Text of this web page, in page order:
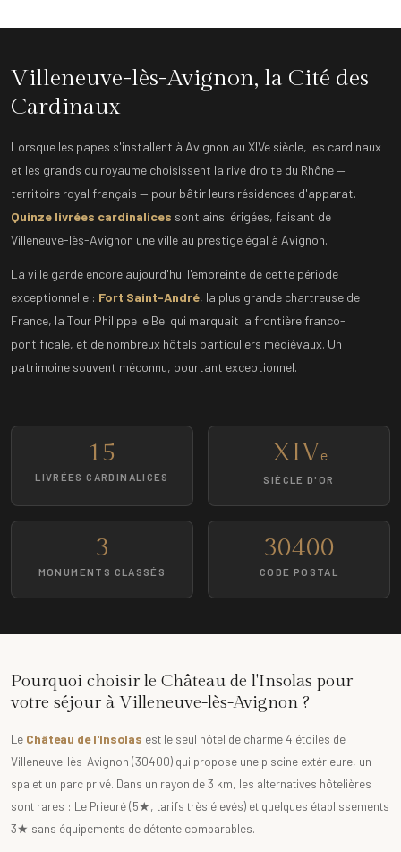
Villeneuve-lès-Avignon, la Cité des
Cardinaux
Lorsque les papes s'installent à Avignon au XIVe siècle, les cardinaux
et les grands du royaume choisissent la rive droite du Rhône —
territoire royal français — pour bâtir leurs résidences d'apparat.
Quinze livrées cardinalices sont ainsi érigées, faisant de
Villeneuve-lès-Avignon une ville au prestige égal à Avignon.
La ville garde encore aujourd'hui l'empreinte de cette période
exceptionnelle : Fort Saint-André, la plus grande chartreuse de
France, la Tour Philippe le Bel qui marquait la frontière franco-
pontificale, et de nombreux hôtels particuliers médiévaux. Un
patrimoine souvent méconnu, pourtant exceptionnel.
15
LIVRÉES CARDINALICES
XIVe
SIÈCLE D'OR
3
MONUMENTS CLASSÉS
30400
CODE POSTAL
Pourquoi choisir le Château de l'Insolas pour
votre séjour à Villeneuve-lès-Avignon ?
Le Château de l'Insolas est le seul hôtel de charme 4 étoiles de
Villeneuve-lès-Avignon (30400) qui propose une piscine extérieure, un
spa et un parc privé. Dans un rayon de 3 km, les alternatives hôtelières
sont rares : Le Prieuré (5★, tarifs très élevés) et quelques établissements
3★ sans équipements de détente comparables.